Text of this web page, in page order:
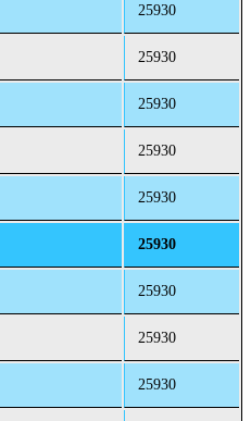
25930
25930
25930
25930
25930
25930
25930
25930
25930